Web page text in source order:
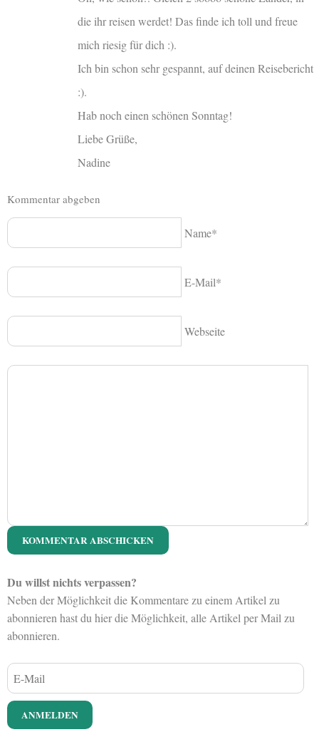
die ihr reisen werdet! Das finde ich toll und freue
mich riesig für dich :).
Ich bin schon sehr gespannt, auf deinen Reisebericht
:).
Hab noch einen schönen Sonntag!
Liebe Grüße,
Nadine
Kommentar abgeben
Name*
E-Mail*
Webseite
Du willst nichts verpassen?
Neben der Möglichkeit die Kommentare zu einem Artikel zu
abonnieren hast du hier die Möglichkeit, alle Artikel per Mail zu
abonnieren.